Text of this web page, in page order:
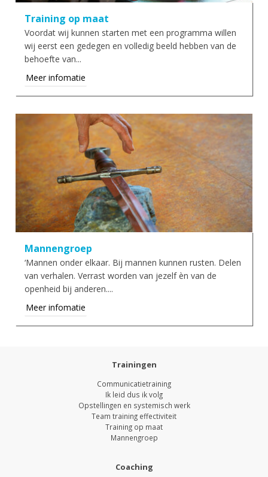
Training op maat
Voordat wij kunnen starten met een programma willen
wij eerst een gedegen en volledig beeld hebben van de
behoefte van...
Meer infomatie
Mannengroep
‘Mannen onder elkaar. Bij mannen kunnen rusten. Delen
van verhalen. Verrast worden van jezelf èn van de
openheid bij anderen....
Meer infomatie
Trainingen
Communicatietraining
Ik leid dus ik volg
Opstellingen en systemisch werk
Team training effectiviteit
Training op maat
Mannengroep
Coaching